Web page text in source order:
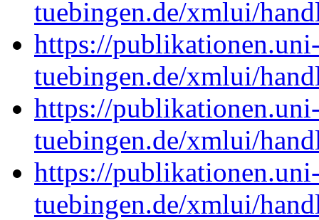
tuebingen.de/xmlui/
https://
tuebingen.de/xmlui/
https://
tuebingen.de/xmlui/
https://
tuebingen.de/xmlui/